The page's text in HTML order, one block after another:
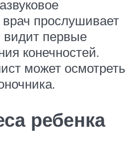
прослушивает
видит первые
конечностей.
может осмотреть
ребенка